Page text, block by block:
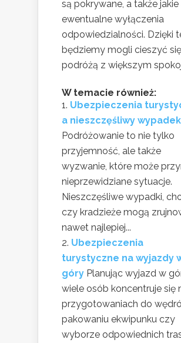
są pokrywane, a także jakie
ewentualne wyłączenia
odpowiedzialności. Dzięki
będziemy mogli cieszyć się
podróżą z większym
W temacie również:
Ubezpieczenia
a nieszczęśliwy wypadek
Podróżowanie to nie tylko
przyjemność, ale także
wyzwanie, które może
nieprzewidziane sytuacje.
Nieszczęśliwe wypadki,
czy kradzieże mogą
nawet najlepiej...
Ubezpieczenia
turystyczne na wyjazdy
góry Planując wyjazd w
wiele osób koncentruje się
przygotowaniach do
pakowaniu ekwipunku czy
wyborze odpowiednich